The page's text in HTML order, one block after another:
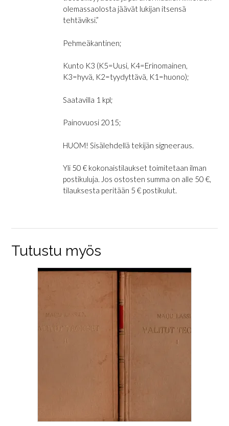
olemassaolosta jäävät lukijan itsensä
tehtäviksi.”
Pehmeäkantinen;
Kunto K3 (K5=Uusi, K4=Erinomainen,
K3=hyvä, K2=tyydyttävä, K1=huono);
Saatavilla 1 kpl;
Painovuosi 2015;
HUOM! Sisälehdellä tekijän signeeraus.
Yli 50 € kokonaistilaukset toimitetaan ilman
postikuluja. Jos ostosten summa on alle 50 €,
tilauksesta peritään 5 € postikulut.
Tutustu myös